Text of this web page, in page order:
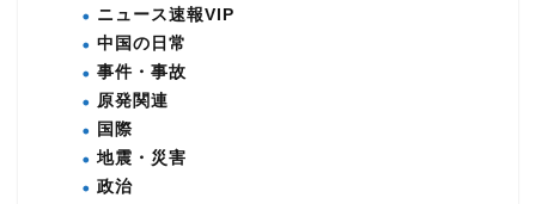
ニュース速報VIP
中国の日常
事件・事故
原発関連
国際
地震・災害
政治